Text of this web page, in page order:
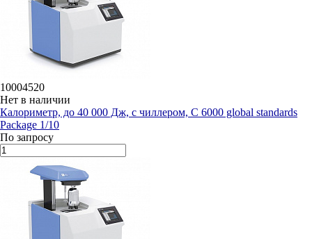
10004520
Нет в наличии
Калориметр, до 40 000 Дж, с чиллером, C 6000 global standards
Package 1/10
По запросу